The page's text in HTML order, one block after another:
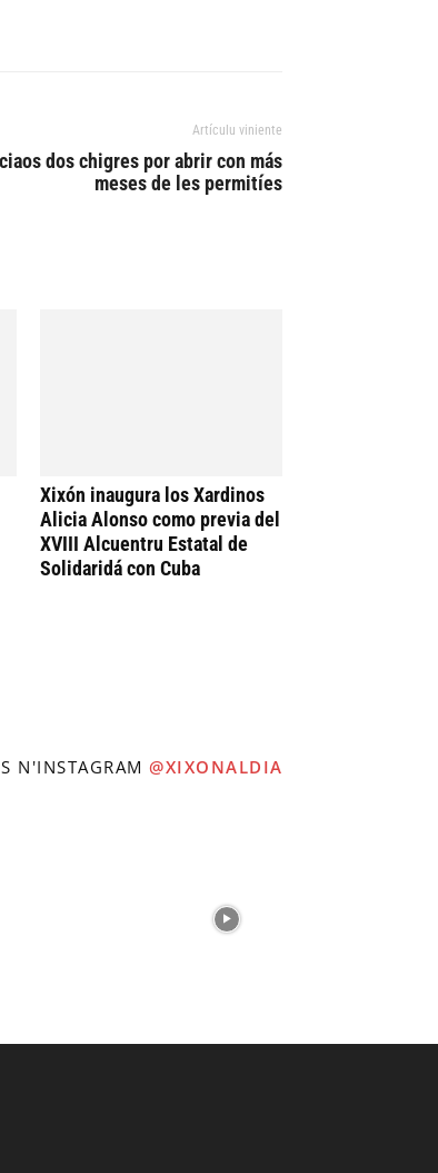
Artículu viniente
dos chigres por abrir con más
meses de les permitíes
Xixón inaugura los Xardinos
Alicia Alonso como previa del
XVIII Alcuentru Estatal de
Solidaridá con Cuba
N'INSTAGRAM @XIXONALDIA